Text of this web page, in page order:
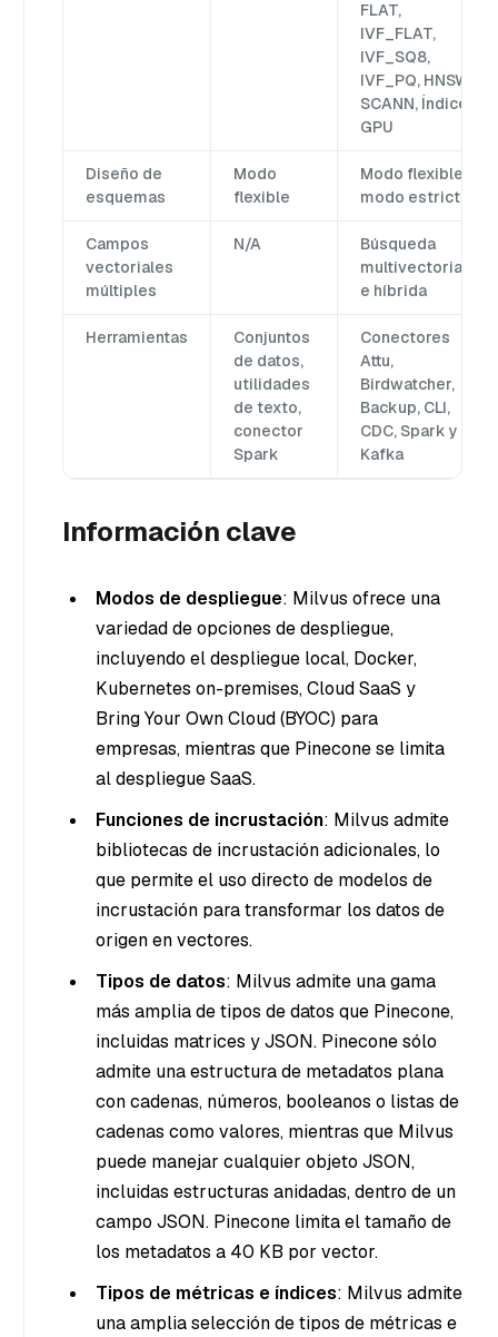
FLAT,
IVF_FLAT,
IVF_SQ8,
IVF_PQ, HNSW,
SCANN, Índices
GPU
Diseño de
esquemas
Modo
flexible
Modo flexible,
modo estricto
Campos
vectoriales
múltiples
N/A
Búsqueda
multivectorial
e híbrida
Herramientas
Conjuntos
de datos,
utilidades
de texto,
conector
Spark
Conectores
Attu,
Birdwatcher,
Backup, CLI,
CDC, Spark y
Kafka
Información clave
Modos de despliegue: Milvus ofrece una
variedad de opciones de despliegue,
incluyendo el despliegue local, Docker,
Kubernetes on-premises, Cloud SaaS y
Bring Your Own Cloud (BYOC) para
empresas, mientras que Pinecone se limita
al despliegue SaaS.
Funciones de incrustación: Milvus admite
bibliotecas de incrustación adicionales, lo
que permite el uso directo de modelos de
incrustación para transformar los datos de
origen en vectores.
Tipos de datos: Milvus admite una gama
más amplia de tipos de datos que Pinecone,
incluidas matrices y JSON. Pinecone sólo
admite una estructura de metadatos plana
con cadenas, números, booleanos o listas de
cadenas como valores, mientras que Milvus
puede manejar cualquier objeto JSON,
incluidas estructuras anidadas, dentro de un
campo JSON. Pinecone limita el tamaño de
los metadatos a 40 KB por vector.
Tipos de métricas e índices: Milvus admite
una amplia selección de tipos de métricas e